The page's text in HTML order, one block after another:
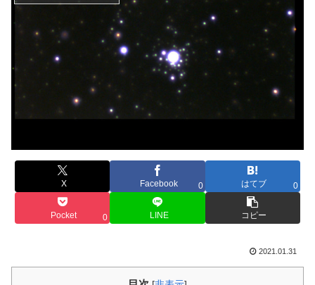
X Facebook 0 はてブ 0
Pocket 0 LINE コピー
2021.01.31